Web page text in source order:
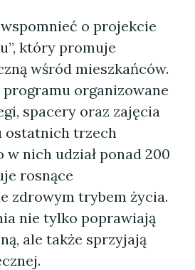
o projekcie
który promuje
wśród mieszkańców.
organizowane
spacery oraz zajęcia
ostatnich trzech
w nich udział ponad 200
rosnące
zdrowym trybem życia.
nie tylko poprawiają
ale także sprzyjają